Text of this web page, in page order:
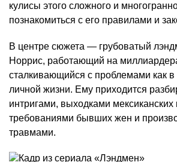
кулисы этого сложного и
познакомиться с его правилами и
В центре сюжета — грубоватый
Норрис, работающий на
сталкивающийся с проблемами как в
личной жизни. Ему приходится
интригами, выходками мексиканских
требованиями бывших жен и
травмами.